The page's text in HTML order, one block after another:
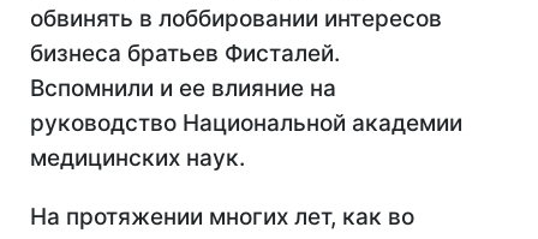
обвинять в лоббировании интересов
бизнеса братьев Фисталей.
Вспомнили и ее влияние на
руководство Национальной академии
медицинских наук.
На протяжении многих лет, как во